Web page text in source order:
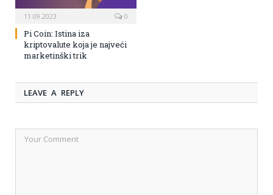
11.09.2023 0
Pi Coin: Istina iza
kriptovalute koja je najveći
marketinški trik
LEAVE A REPLY